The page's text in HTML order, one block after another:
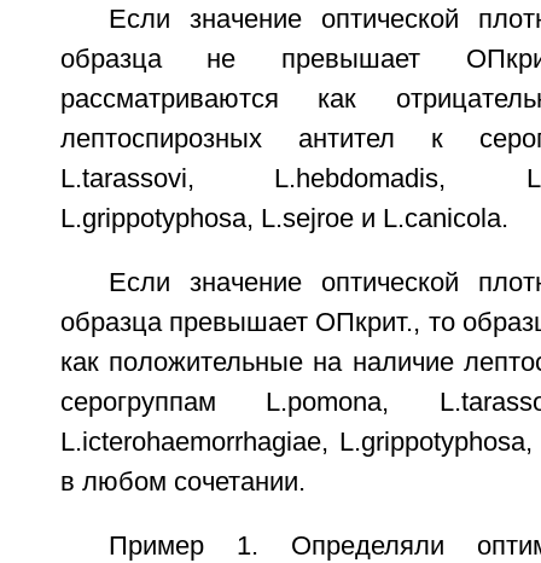
Если значение оптической
образца не превышает
рассматриваются как
лептоспирозных антител к
L.tarassovi, L.hebdomadis,
L.grippotyphosa, L.sejroe и L.canicola.
Если значение оптической
образца превышает ОПкрит., то
как положительные на наличие
серогруппам L.pomona,
L.icterohaemorrhagiae,
в любом сочетании.
Пример 1. Определяли